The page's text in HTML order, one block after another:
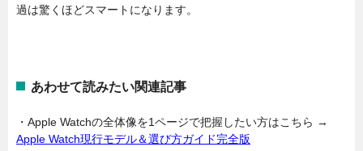
過は驚くほどスマートになります。
あわせて読みたい関連記事
・Apple Watchの全体像を1ページで把握したい方はこちら →
Apple Watch現行モデル＆選び方ガイド完全版